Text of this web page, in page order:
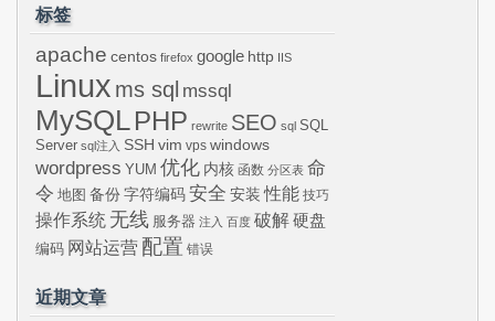
标签
apache centos firefox google http IIS
Linux ms sql mssql
MySQLPHP rewrite SEO sql SQL
Server sql注入 SSH vim vps windows
wordpress YUM 优化 内核 函数 分区表 命
令 地图 备份 字符编码 安全 安装 性能 技巧
操作系统 无线 服务器 注入 百度 破解硬盘
编码 网站运营 配置 错误
近期文章